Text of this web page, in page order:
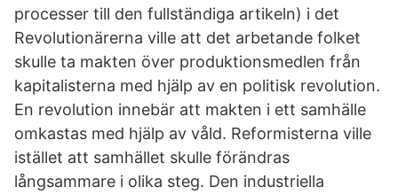
processer till den fullständiga artikeln) i det
Revolutionärerna ville att det arbetande folket
skulle ta makten över produktionsmedlen från
kapitalisterna med hjälp av en politisk revolution.
En revolution innebär att makten i ett samhälle
omkastas med hjälp av våld. Reformisterna ville
istället att samhället skulle förändras
långsammare i olika steg. Den industriella